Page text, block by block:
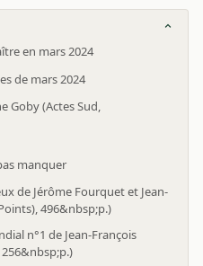
en mars 2024
de mars 2024
Goby (Actes Sud,
manquer
de Jérôme Fourquet et Jean-
496&nbsp;p.)
n°1 de Jean-François